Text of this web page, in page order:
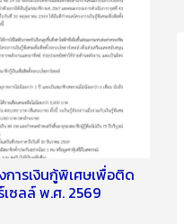
การเงินกู้พิเศษเพื่อติด
เซลล์ พ.ศ. 2569